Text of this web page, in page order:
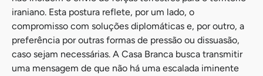
iraniano. Esta postura reflete, por um lado, o
compromisso com soluções diplomáticas e, por outro, a
preferência por outras formas de pressão ou dissuasão,
caso sejam necessárias. A Casa Branca busca transmitir
uma mensagem de que não há uma escalada iminente